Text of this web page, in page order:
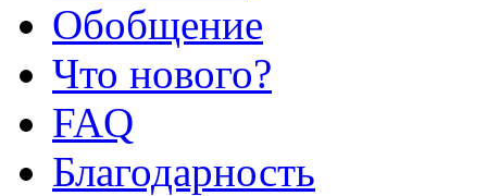
Обобщение
Что нового?
FAQ
Благодарность